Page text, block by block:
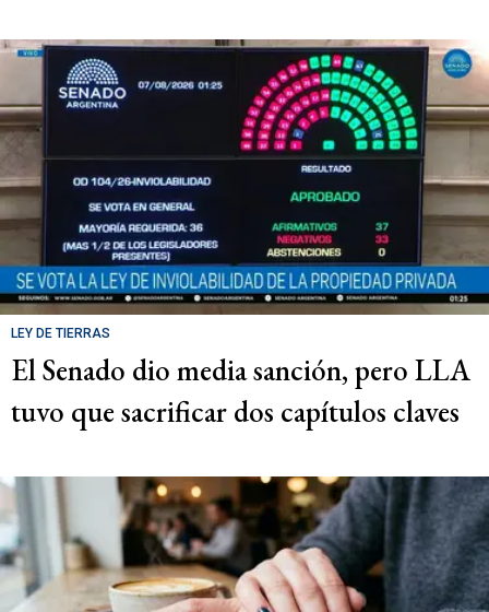
LEY DE TIERRAS
El Senado dio media sanción, pero LLA
tuvo que sacrificar dos capítulos claves